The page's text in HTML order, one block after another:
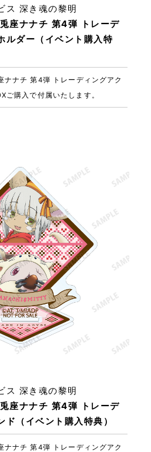
座ナナチ 第4弾 トレーデ
ルダー（イベント購入特
ス 深き魂の黎明
ナナチ 第4弾 トレーディングアク
ご購入で付属いたします。
座ナナチ 第4弾 トレーデ
ド（イベント購入特典）
ス 深き魂の黎明
ナナチ 第4弾 トレーディングアク